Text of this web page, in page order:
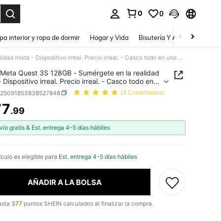
0 0
interior y ropa de dormir Hogar y Vida Bisutería Y Accesorios
Meta Quest 3S 128GB - Sumérgete en la realidad mixta - Dispositivo irreal. Precio irreal. - Casco todo en uno - Obtén una prueba de 3 meses de Meta Horizon+ incluida
Meta Quest 3S 128GB - Sumérgete en la realidad
Dispositivo irreal. Precio irreal. - Casco todo en
una prueba de 3 meses de Meta Horizon+
(3 Comentarios)
AND AVAILABILITY
.99
gratis & Est. entrega 4-5 días hábiles
es elegible para Est. entrega 4-5 días hábiles
AÑADIR A LA BOLSA
377 puntos SHEIN calculados al finalizar la compra.